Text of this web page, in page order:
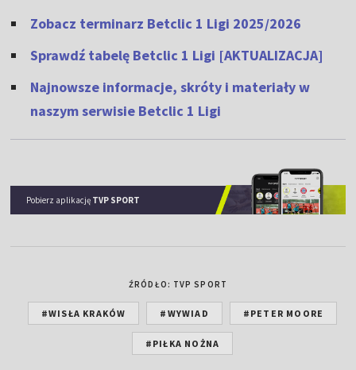
Zobacz terminarz Betclic 1 Ligi 2025/2026
Sprawdź tabelę Betclic 1 Ligi [AKTUALIZACJA]
Najnowsze informacje, skróty i materiały w
naszym serwisie Betclic 1 Ligi
Pobierz aplikację TVP SPORT
ŹRÓDŁO: TVP SPORT
#WISŁA KRAKÓW #WYWIAD #PETER MOORE
#PIŁKA NOŻNA